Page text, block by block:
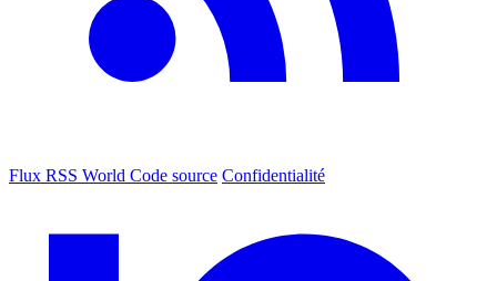
Flux RSS World Code source Confidentialité